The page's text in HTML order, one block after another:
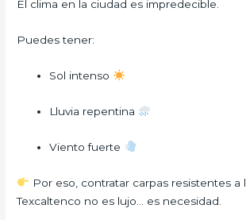
El clima en la ciudad es impredecible.
Puedes tener:
Sol intenso
Lluvia repentina
Viento fuerte
Por eso, contratar carpas resistentes a
Texcaltenco no es lujo… es necesidad.